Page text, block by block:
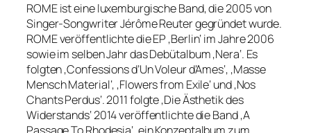
ROME ist eine luxemburgische Band, die 2005 von
Singer-Songwriter Jérôme Reuter gegründet wurde.
ROME veröffentlichte die EP ‚Berlin‘ im Jahre 2006
sowie im selben Jahr das Debütalbum ‚Nera‘. Es
folgten ‚Confessions d’Un Voleur d’Ames‘, ‚Masse
Mensch Material‘, ‚Flowers from Exile‘ und ‚Nos
Chants Perdus‘. 2011 folgte ‚Die Ästhetik des
Widerstands‘ 2014 veröffentlichte die Band ‚A